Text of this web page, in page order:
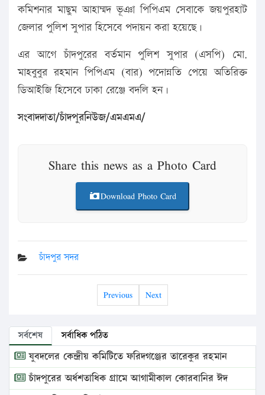
কমিশনার মাছুম আহাম্মদ ভূঞা পিপিএম সেবাকে জয়পুরহাট
জেলার পুলিশ সুপার হিসেবে পদায়ন করা হয়েছে।
এর আগে চাঁদপুরের বর্তমান পুলিশ সুপার (এসপি) মো.
মাহবুবুর রহমান পিপিএম (বার) পদোন্নতি পেয়ে অতিরিক্ত
ডিআইজি হিসেবে ঢাকা রেঞ্জে বদলি হন।
সংবাদদাতা/চাঁদপুরনিউজ/এমএমএ/
Share this news as a Photo Card
Download Photo Card
চাঁদপুর সদর
Previous Next
সর্বশেষ সর্বাধিক পঠিত
যুবদলের কেন্দ্রীয় কমিটিতে ফরিদগঞ্জের তারেকুর রহমান
চাঁদপুরের অর্ধশতাধিক গ্রামে আগামীকাল কোরবানির ঈদ